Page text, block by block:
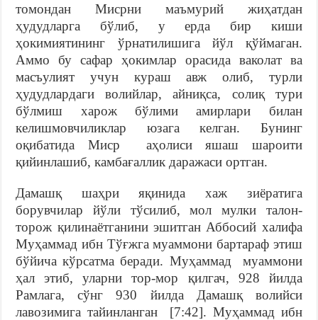
томондан Мисрни маъмурий жиҳатдан
ҳудудларга бўлиб, у ерда бир киши
ҳокимиятининг ўрнатилишига йўл қўймаган.
Аммо бу сафар ҳокимлар орасида ваколат ва
масъулият учун кураш авж олиб, турли
ҳудудлардаги волийлар, айниқса, солиқ тури
бўлмиш харож бўлими амирлари билан
келишмовчиликлар юзага келган. Бунинг
оқибатида Миср аҳолиси яшаш шароити
қийинлашиб, камбағаллик даражаси ортган.
Дамашқ шаҳри яқинида хаж зиёратига
борувчилар йўли тўсилиб, мол мулки талон-
торож қилинаётганини эшитган Аббосий халифа
Муҳаммад ибн Тўғжга муаммони бартараф этиш
бўйича кўрсатма беради. Муҳаммад муаммони
ҳал этиб, уларни тор-мор қилгач, 928 йилда
Рамлага, сўнг 930 йилда Дамашқ волийси
лавозимига тайинланган [7:42]. Муҳаммад ибн